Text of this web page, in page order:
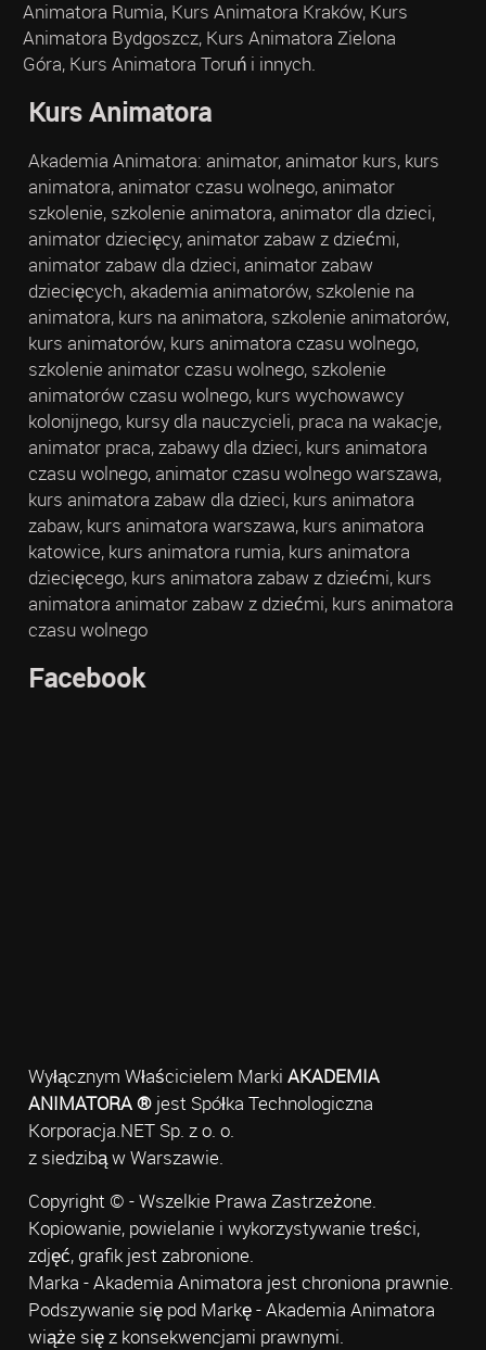
Animatora Rumia, Kurs Animatora Kraków, Kurs
Animatora Bydgoszcz, Kurs Animatora Zielona
Góra, Kurs Animatora Toruń i innych.
Kurs Animatora
Akademia Animatora: animator, animator kurs, kurs
animatora, animator czasu wolnego, animator
szkolenie, szkolenie animatora, animator dla dzieci,
animator dziecięcy, animator zabaw z dziećmi,
animator zabaw dla dzieci, animator zabaw
dziecięcych, akademia animatorów, szkolenie na
animatora, kurs na animatora, szkolenie animatorów,
kurs animatorów, kurs animatora czasu wolnego,
szkolenie animator czasu wolnego, szkolenie
animatorów czasu wolnego, kurs wychowawcy
kolonijnego, kursy dla nauczycieli, praca na wakacje,
animator praca, zabawy dla dzieci, kurs animatora
czasu wolnego, animator czasu wolnego warszawa,
kurs animatora zabaw dla dzieci, kurs animatora
zabaw, kurs animatora warszawa, kurs animatora
katowice, kurs animatora rumia, kurs animatora
dziecięcego, kurs animatora zabaw z dziećmi, kurs
animatora animator zabaw z dziećmi, kurs animatora
czasu wolnego
Facebook
Wyłącznym Właścicielem Marki AKADEMIA
ANIMATORA ®jest Spółka Technologiczna
Korporacja.NET Sp. z o. o.
z siedzibą w Warszawie.
Copyright © - Wszelkie Prawa Zastrzeżone.
Kopiowanie, powielanie i wykorzystywanie treści,
zdjęć, grafik jest zabronione.
Marka - Akademia Animatora jest chroniona prawnie.
Podszywanie się pod Markę - Akademia Animatora
wiąże się z konsekwencjami prawnymi.